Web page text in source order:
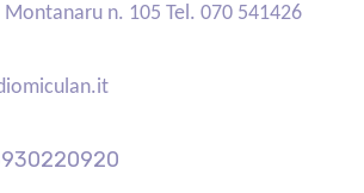
Montanaru n. 105 Tel. 070 541426